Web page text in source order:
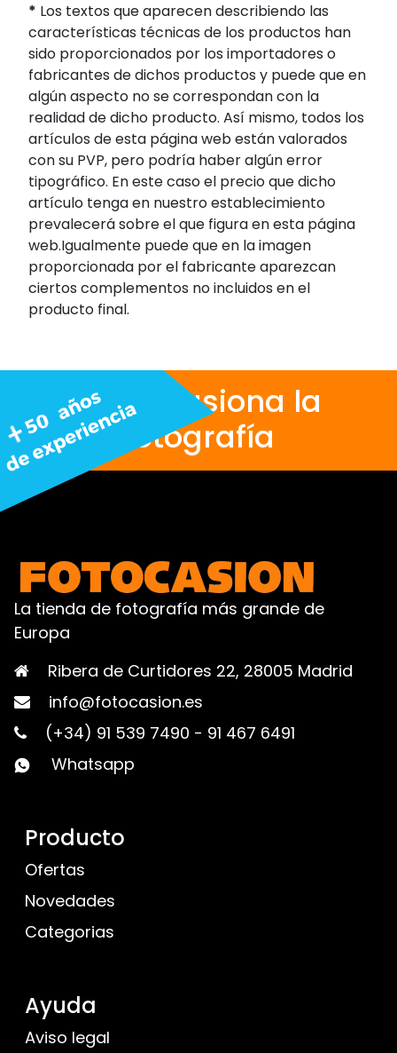
* Los textos que aparecen describiendo las
características técnicas de los productos han
sido proporcionados por los importadores o
fabricantes de dichos productos y puede que en
algún aspecto no se correspondan con la
realidad de dicho producto. Así mismo, todos los
artículos de esta página web están valorados
con su PVP, pero podría haber algún error
tipográfico. En este caso el precio que dicho
artículo tenga en nuestro establecimiento
prevalecerá sobre el que figura en esta página
web.Igualmente puede que en la imagen
proporcionada por el fabricante aparezcan
ciertos complementos no incluidos en el
producto final.
Nos apasiona la
fotografía
La tienda de fotografía más grande de
Europa
Ribera de Curtidores 22, 28005 Madrid
info@fotocasion.es
(+34) 91 539 7490 - 91 467 6491
Whatsapp
Producto
Ofertas
Novedades
Categorias
Ayuda
Aviso legal